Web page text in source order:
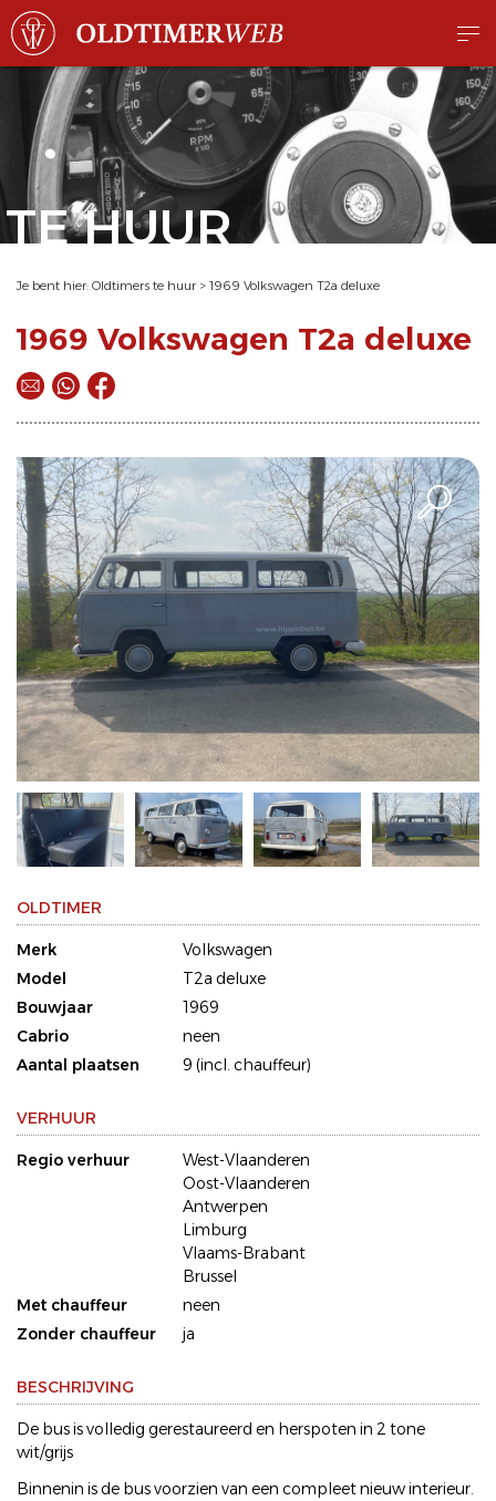
TE HUUR
Je bent hier: Oldtimers te huur > 1969 Volkswagen T2a deluxe
1969 Volkswagen T2a deluxe
OLDTIMER
Merk
Volkswagen
Model
T2a deluxe
Bouwjaar
1969
Cabrio
neen
Aantal plaatsen
9 (incl. chauffeur)
VERHUUR
Regio verhuur
West-Vlaanderen
Oost-Vlaanderen
Antwerpen
Limburg
Vlaams-Brabant
Brussel
Met chauffeur
neen
Zonder chauffeur
ja
BESCHRIJVING
De bus is volledig gerestaureerd en herspoten in 2 tone
wit/grijs
Binnenin is de bus voorzien van een compleet nieuw interieur.